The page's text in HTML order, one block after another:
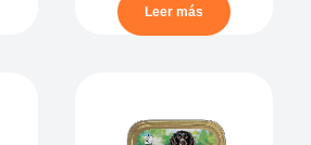
Leer más